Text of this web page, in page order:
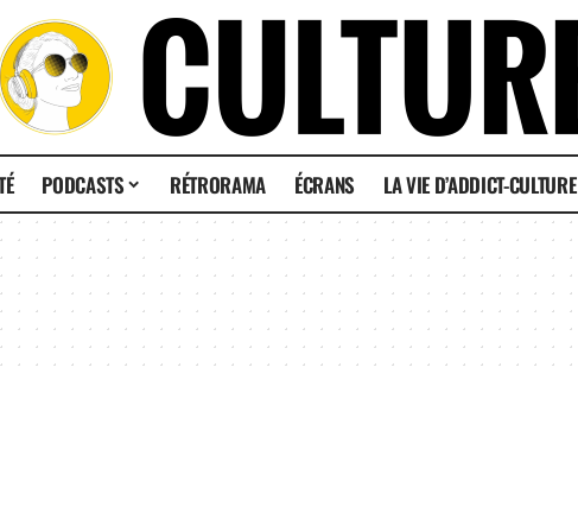
PODCASTS RÉTRORAMA ÉCRANS LA VIE D’ADDICT-CULTURE